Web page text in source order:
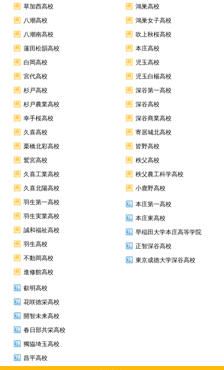
草加西高校
八潮高校
八潮南高校
蓮田松韻高校
白岡高校
宮代高校
杉戸高校
杉戸農業高校
幸手桜高校
久喜高校
栗橋北彩高校
鷲宮高校
久喜工業高校
久喜北陽高校
羽生第一高校
羽生実業高校
誠和福祉高校
羽生高校
不動岡高校
進修館高校
叡明高校
花咲徳栄高校
開智未来高校
春日部共栄高校
獨協埼玉高校
昌平高校
鴻巣高校
鴻巣女子高校
吹上秋桜高校
本庄高校
児玉高校
児玉白楊高校
深谷第一高校
深谷高校
深谷商業高校
寄居城北高校
皆野高校
秩父高校
秩父農工科学高校
小鹿野高校
本庄第一高校
本庄東高校
早稲田大学本庄高等学院
正智深谷高校
東京成徳大学深谷高校